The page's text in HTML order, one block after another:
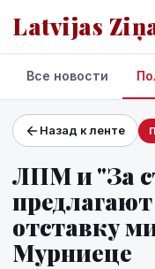
Latvijas
Проекты и сервисы
Прогноз погоды
Все новости
Назад к ленте
ЛПМ и "За
отставку
Мурниеце